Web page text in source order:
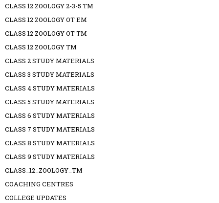
CLASS 12 ZOOLOGY 2-3-5 TM
CLASS 12 ZOOLOGY OT EM
CLASS 12 ZOOLOGY OT TM
CLASS 12 ZOOLOGY TM
CLASS 2 STUDY MATERIALS
CLASS 3 STUDY MATERIALS
CLASS 4 STUDY MATERIALS
CLASS 5 STUDY MATERIALS
CLASS 6 STUDY MATERIALS
CLASS 7 STUDY MATERIALS
CLASS 8 STUDY MATERIALS
CLASS 9 STUDY MATERIALS
CLASS_12_ZOOLOGY_TM
COACHING CENTRES
COLLEGE UPDATES